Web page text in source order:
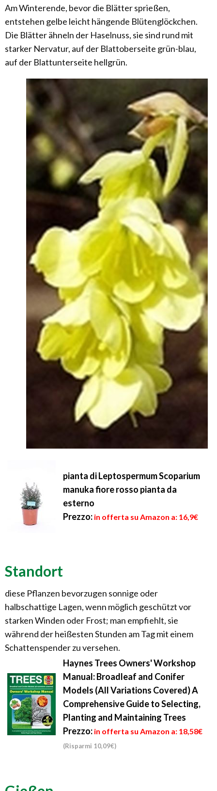
Am Winterende, bevor die Blätter sprießen,
entstehen gelbe leicht hängende Blütenglöckchen.
Die Blätter ähneln der Haselnuss, sie sind rund mit
starker Nervatur, auf der Blattoberseite grün-blau,
auf der Blattunterseite hellgrün.
pianta di Leptospermum Scoparium
manuka fiore rosso pianta da
esterno
Prezzo: in offerta su Amazon a: 16,9€
Standort
diese Pflanzen bevorzugen sonnige oder
halbschattige Lagen, wenn möglich geschützt vor
starken Winden oder Frost; man empfiehlt, sie
während der heißesten Stunden am Tag mit einem
Schattenspender zu versehen.
Haynes Trees Owners' Workshop
Manual: Broadleaf and Conifer
Models (All Variations Covered) A
Comprehensive Guide to Selecting,
Planting and Maintaining Trees
Prezzo: in offerta su Amazon a: 18,58€
(Risparmi 10,09€)